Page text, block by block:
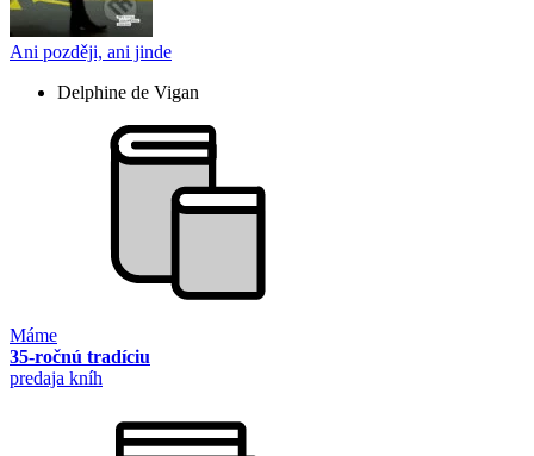
Ani později, ani jinde
Delphine de Vigan
Máme
35-ročnú tradíciu
predaja kníh